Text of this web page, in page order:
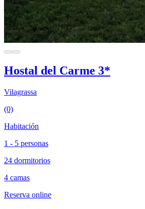
Hostal del Carme 3*
Vilagrassa
(0)
Habitación
1 - 5 personas
24 dormitorios
4 camas
Reserva online